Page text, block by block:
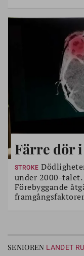
Färre dör
STROKE
under 2000-
Förebyggande
SENIOREN LANDET